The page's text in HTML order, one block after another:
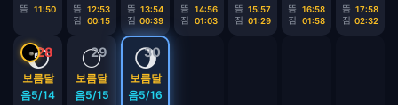
뜸 11:50 뜸
12:53
짐
00:15
뜸 13:54
짐 00:39
뜸
14:56
짐
01:03
뜸 15:57
짐 01:29
뜸
16:58
짐
01:58
뜸 17:58
짐 02:32
28
🌔
보름달
음5/14
29
🌕
보름달
음5/15
30
🌖
보름달
음5/16